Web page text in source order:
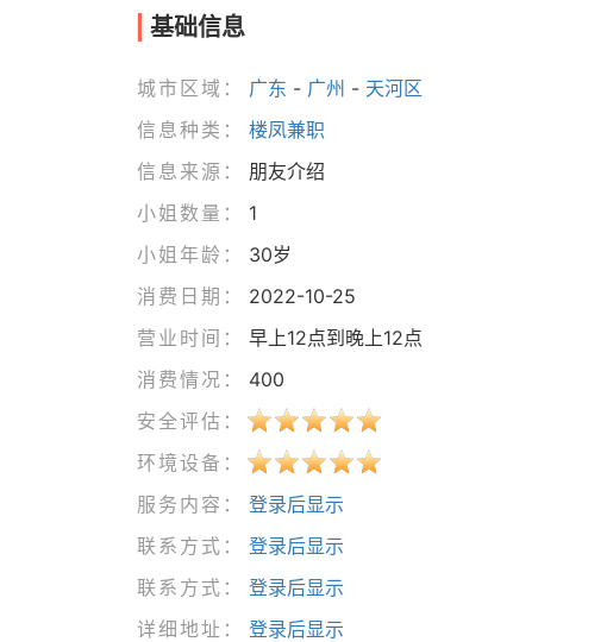
基础信息
城市区域： 广东 - 广州 - 天河区
信息种类：
楼凤兼职
信息来源：
朋友介绍
小姐数量：
1
小姐年龄：
30岁
消费日期：
2022-10-25
营业时间：
早上12点到晚上12点
消费情况：
400
安全评估：
环境设备：
服务内容：
登录后显示
联系方式：
登录后显示
联系方式：
登录后显示
详细地址：
登录后显示